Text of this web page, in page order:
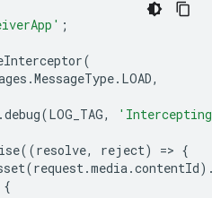
;
(
.MessageType. LOAD,
.debug(LOG_TAG, 'Intercepting
((resolve, reject) => {
(request.media.contentId)
{